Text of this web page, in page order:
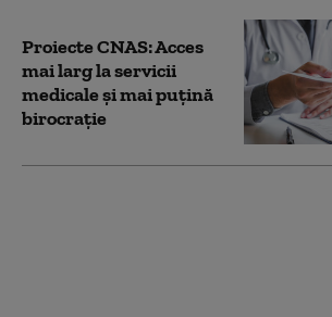
Proiecte CNAS: Acces
mai larg la servicii
medicale și mai puţină
birocraţie